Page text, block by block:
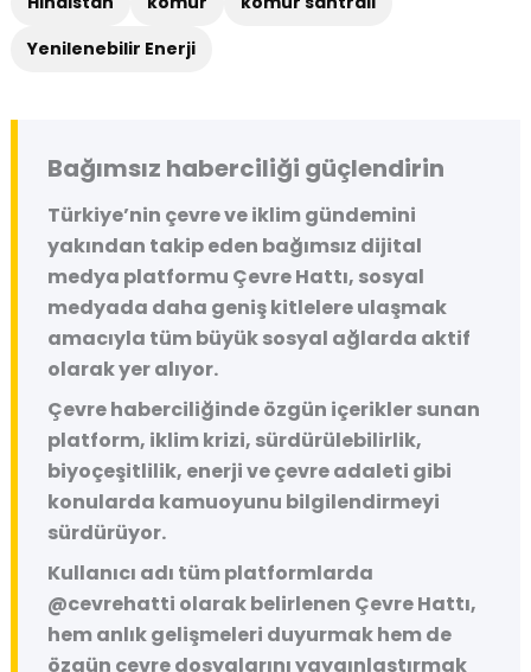
Yenilenebilir Enerji
Bağımsız haberciliği güçlendirin
Türkiye’nin çevre ve iklim gündemini
yakından takip eden bağımsız dijital
medya platformu Çevre Hattı, sosyal
medyada daha geniş kitlelere ulaşmak
amacıyla tüm büyük sosyal ağlarda aktif
olarak yer alıyor.
Çevre haberciliğinde özgün içerikler sunan
platform, iklim krizi, sürdürülebilirlik,
biyoçeşitlilik, enerji ve çevre adaleti gibi
konularda kamuoyunu bilgilendirmeyi
sürdürüyor.
Kullanıcı adı tüm platformlarda
@cevrehatti olarak belirlenen Çevre Hattı,
hem anlık gelişmeleri duyurmak hem de
özgün çevre dosyalarını yaygınlaştırmak